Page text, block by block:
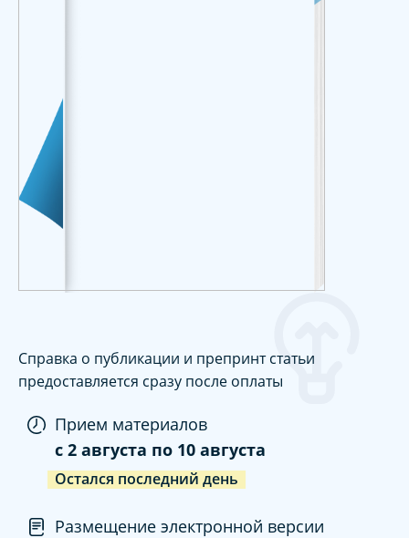
Справка о публикации и препринт статьи
предоставляется сразу после оплаты
Прием материалов
c 2 августа по 10 августа
Остался последний день
Размещение электронной версии